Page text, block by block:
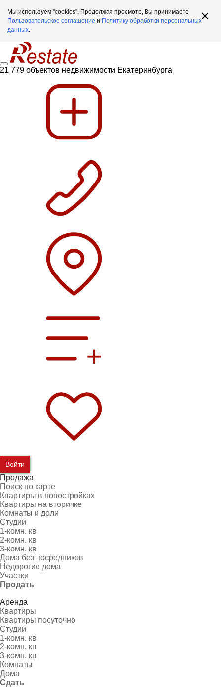
Мы используем "cookies". Продолжая просмотр, Вы принимаете
Пользовательское соглашение и Политику обработки персональных
данных.
21 779 объектов недвижимости Екатеринбурга
Войти
Продажа
Поиск по карте
Квартиры в новостройках
Квартиры на вторичке
Комнаты и доли
Студии
1-комн. кв
2-комн. кв
3-комн. кв
Дома без посредников
Недорогие дома
Участки
Продать
Аренда
Квартиры
Квартиры посуточно
Студии
1-комн. кв
2-комн. кв
3-комн. кв
Комнаты
Дома
Сдать